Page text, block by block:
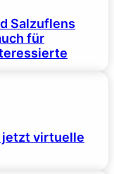
Salzuflens
für
jetzt virtuelle